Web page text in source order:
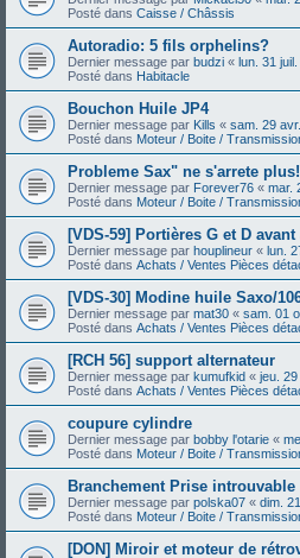
Posté dans Caisse / Châssis
Autoradio: 5 fils orphelins?
Dernier message par budzi « lun. 31
Posté dans Habitacle
Bouchon Huile JP4
Dernier message par Kills « sam. 29
Posté dans Moteur / Boite /
Probleme Sax" ne s'arrete plus!
Dernier message par Forever76 « mar.
Posté dans Moteur / Boite /
[VDS-59] Portières G et D
Dernier message par houplineur « lun.
Posté dans Achats / Ventes Pièces
[VDS-30] Modine huile Saxo/
Dernier message par mat30 « sam. 01
Posté dans Achats / Ventes Pièces
[RCH 56] support alternateur
Dernier message par kumufkid « jeu.
Posté dans Achats / Ventes Pièces
coupure cylindre
Dernier message par bobby l'otarie «
Posté dans Moteur / Boite /
Branchement Prise introuvable
Dernier message par polska07 « dim.
Posté dans Moteur / Boite /
[DON] Miroir et moteur de